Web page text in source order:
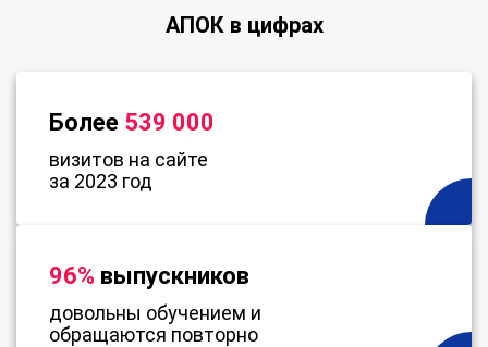
АПОК в цифрах
Более 539 000
визитов на сайте
за 2023 год
96% выпускников
довольны обучением и
обращаются повторно